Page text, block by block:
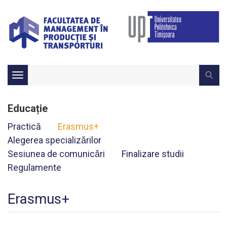
Toggle
navigation
Educație
Practică
Erasmus+
Alegerea specializǎrilor
Sesiunea de comunicǎri
Finalizare studii
Regulamente
Erasmus+